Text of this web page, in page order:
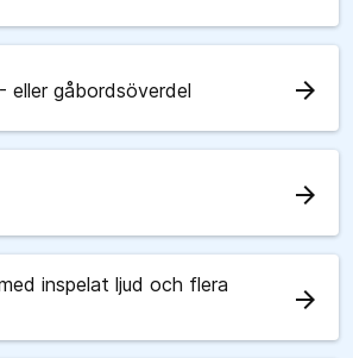
eller gåbordsöverdel arrow_forward
arrow_forward
inspelat ljud och flera
arrow_forward